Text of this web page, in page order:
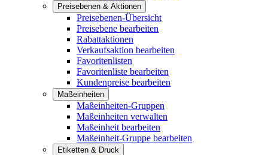
Preisebenen & Aktionen
Preisebenen-Übersicht
Preisebene bearbeiten
Rabattaktionen
Verkaufsaktion bearbeiten
Favoritenlisten
Favoritenliste bearbeiten
Kundenpreise bearbeiten
Maßeinheiten
Maßeinheiten-Gruppen
Maßeinheiten verwalten
Maßeinheit bearbeiten
Maßeinheit-Gruppe bearbeiten
Etiketten & Druck